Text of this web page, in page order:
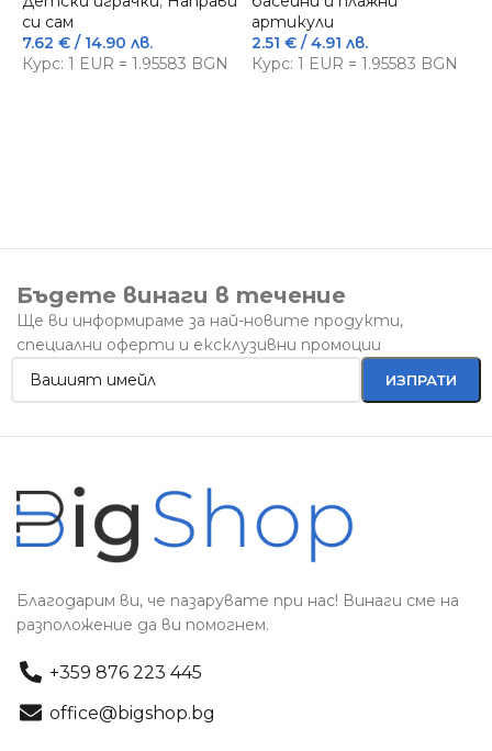
си сам
7.62 € / 14.90 лв.
Курс: 1 EUR = 1.95583 BGN
артикули
2.51 €/ 4.91 лв.
Курс: 1 EUR = 1.95583 BGN
Бъдете винаги в течение
Ще ви информираме за най-новите продукти,
специални оферти и ексклузивни промоции
Благодарим ви, че пазарувате при нас! Винаги сме на
разположение да ви помогнем.
+359 876 223 445
office@bigshop.bg